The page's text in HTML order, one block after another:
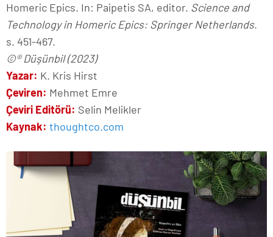
Homeric Epics. In: Paipetis SA, editor. Science and
Technology in Homeric Epics: Springer Netherlands.
s. 451-467.
©® Düşünbil (2023)
Yazar: K. Kris Hirst
Çeviren: Mehmet Emre
Çeviri Editörü: Selin Melikler
Kaynak: thoughtco.com